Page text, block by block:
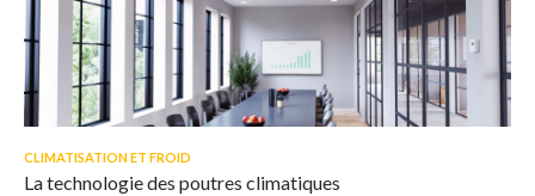
CLIMATISATION ET FROID
La technologie des poutres climatiques